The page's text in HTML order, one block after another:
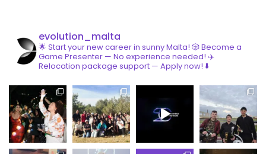
evolution_malta
🌟 Start your new career in sunny Malta! 🎲 Become a
Game Presenter — No experience needed! ✈️
Relocation package support — Apply now! ⬇️